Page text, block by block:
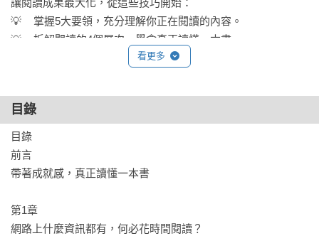
讓閱讀成果最大化，從這些技巧開始：
💡	掌握5大要領，充分理解你正在閱讀的內容。
💡	拆解閱讀的4個層次，學會真正讀懂一本書。
💡	善於分析的讀者，必須牢記及回答的4大問題。
💡	5大原則，有效評估內容是否值得閱讀。
💡	3大輸出技巧，學會在閱讀新資訊時，加深記憶。
閱讀方法／掌握關鍵字／解讀技巧／理解訓練／學習心法……
持續讀，你會感受時間發揮在閱讀上的複利效應！
看更多
目錄
目錄
前言
帶著成就感，真正讀懂一本書
第1章
網路上什麼資訊都有，何必花時間閱讀？